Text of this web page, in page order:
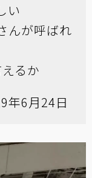
い
んが呼ばれ
るか
年6月24日